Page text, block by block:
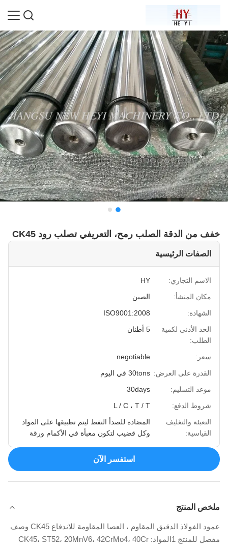
خفف من الدقة الصلب رمح، التعريفي تصلب رود CK45
الصفات الرئيسية
الاسم التجاري:
HY
مكان المنشأ:
الصين
الشهادة:
ISO9001:2008
الحد الأدنى لكمية
الطلب:
5 أطنان
سعر:
negotiable
القدرة على العرض: 30tons في اليوم
موعد التسليم:
30days
شروط الدفع:
L / C ، T / T
التعبئة والتغليف
القياسية:
المضادة للصدأ النفط ليتم تطبيقها على المواد
وكل قضيب لتكون معبأة في الأكمام ورقة
استفسر الآن
ملخص المنتج
عمود الفولاذ الدقيق المقاوم ، العصا المقاومة للاندفاع CK45 وصف
مفصل للمنتج 1المواد: CK45، ST52، 20MnV6، 42CrMo4، 40Cr